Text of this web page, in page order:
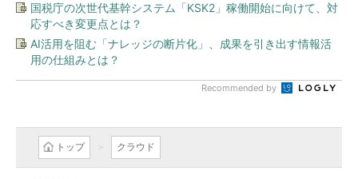
国税庁の次世代基幹システム「KSK2」稼働開始に向けて、対
応すべき変更点とは？
AI活用を阻む「ナレッジの断片化」、成果を引き出す情報活
用の仕組みとは？
Recommended by
トップ クラウド